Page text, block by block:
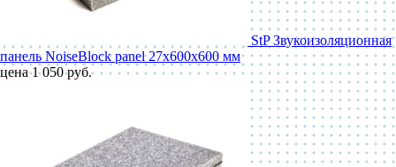
StP Звукоизоляционная
панель NoiseBlock panel 27x600x600 мм
цена 1 050 руб.